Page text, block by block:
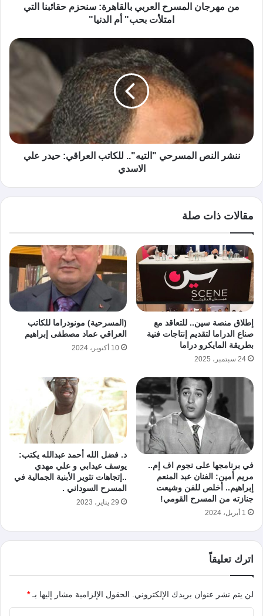
من مهرجان المسرح العربي بالقاهرة: سنحزم حقائبنا التي
امتلأت بحب" أم الدنيا"
ننشر النص المسرحي "التيه".. للكاتب العراقي: حيدر علي
الاسدي
مقالات ذات صلة
إطلاق منصة سين.. للتعاقد مع
صناع الدراما لتقديم إنتاجات فنية
بطريقة المايكرو دراما
24 سبتمبر، 2025
(المسرحية) مونودراما للكاتب
العراقي عماد مصطفى إبراهيم
10 أكتوبر، 2024
في برنامجها على نجوم اف إم..
مريم أمين: الفنان عبد المنعم
إبراهيم.. أخلص للفن وشيعت
جنازته من المسرح القومي!
1 أبريل، 2024
د. فضل الله أحمد عبدالله يكتب:
يوسف عيدابي و علي مهدي
..إتجاهات تثوير الأبنية الجمالية في
المسرح السوداني .
29 يناير، 2023
اترك تعليقاً
لن يتم نشر عنوان بريدك الإلكتروني. الحقول الإلزامية مشار إليها بـ*